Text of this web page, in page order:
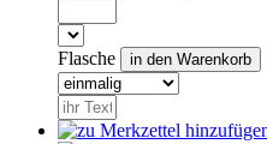
Flasche